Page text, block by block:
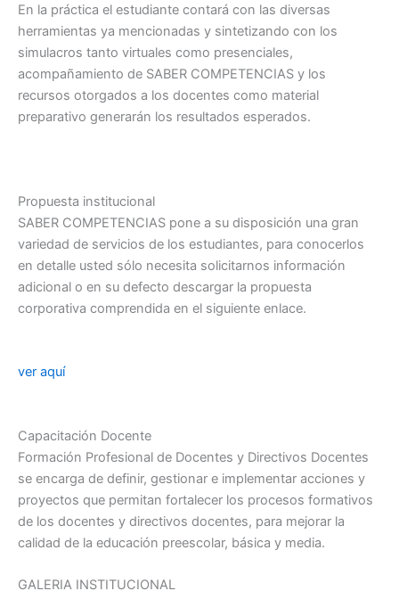
En la práctica el estudiante contará con las diversas
herramientas ya mencionadas y sintetizando con los
simulacros tanto virtuales como presenciales,
acompañamiento de SABER COMPETENCIAS y los
recursos otorgados a los docentes como material
preparativo generarán los resultados esperados.
Propuesta institucional
SABER COMPETENCIAS pone a su disposición una gran
variedad de servicios de los estudiantes, para conocerlos
en detalle usted sólo necesita solicitarnos información
adicional o en su defecto descargar la propuesta
corporativa comprendida en el siguiente enlace.
ver aquí
Capacitación Docente
Formación Profesional de Docentes y Directivos Docentes
se encarga de definir, gestionar e implementar acciones y
proyectos que permitan fortalecer los procesos formativos
de los docentes y directivos docentes, para mejorar la
calidad de la educación preescolar, básica y media.
GALERIA INSTITUCIONAL